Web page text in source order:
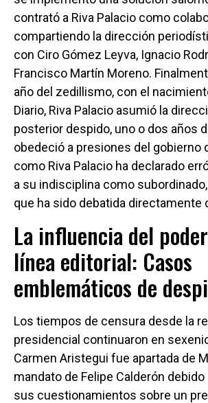
contrató a Riva Palacio como
compartiendo la dirección
con Ciro Gómez Leyva, Ignacio
Francisco Martín Moreno.
año del zedillismo, con el
Diario, Riva Palacio asumió la
posterior despido, uno o dos años
obedeció a presiones del gobierno
como Riva Palacio ha declarado
a su indisciplina como
que ha sido debatida directamente
La influencia del
línea editorial: Casos
emblemáticos de
Los tiempos de censura desde la
presidencial continuaron en
Carmen Aristegui fue apartada de
mandato de Felipe Calderón
sus cuestionamientos sobre un